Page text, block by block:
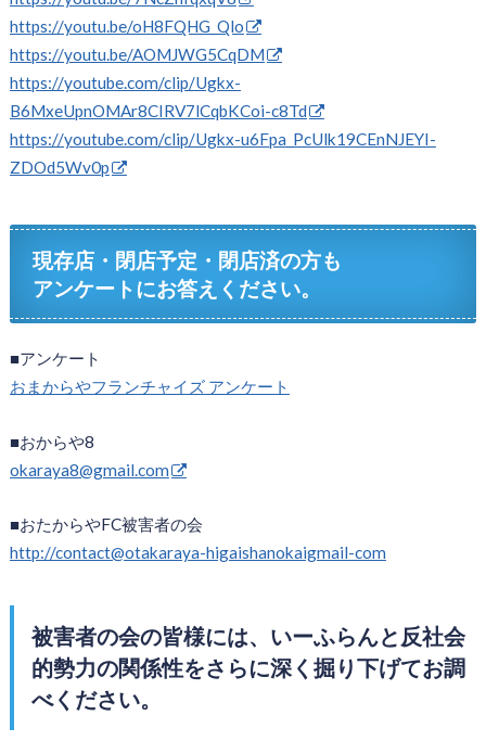
https://youtu.be/oH8FQHG_Qlo
https://youtu.be/AOMJWG5CqDM
https://youtube.com/clip/Ugkx-
B6MxeUpnOMAr8CIRV7lCqbKCoi-c8Td
https://youtube.com/clip/Ugkx-u6Fpa_PcUlk19CEnNJEYI-
ZDOd5Wv0p
現存店・閉店予定・閉店済の方も
アンケートにお答えください。
■アンケート
おまからやフランチャイズ アンケート
■おからや8
okaraya8@gmail.com
■おたからやFC被害者の会
http://contact@otakaraya-higaishanokaigmail-com
被害者の会の皆様には、いーふらんと反社会
的勢力の関係性をさらに深く掘り下げてお調
べください。